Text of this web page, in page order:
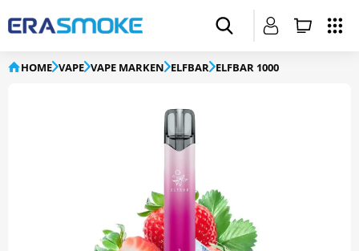
HOME VAPE VAPE MARKEN ELFBAR ELFBAR 1000